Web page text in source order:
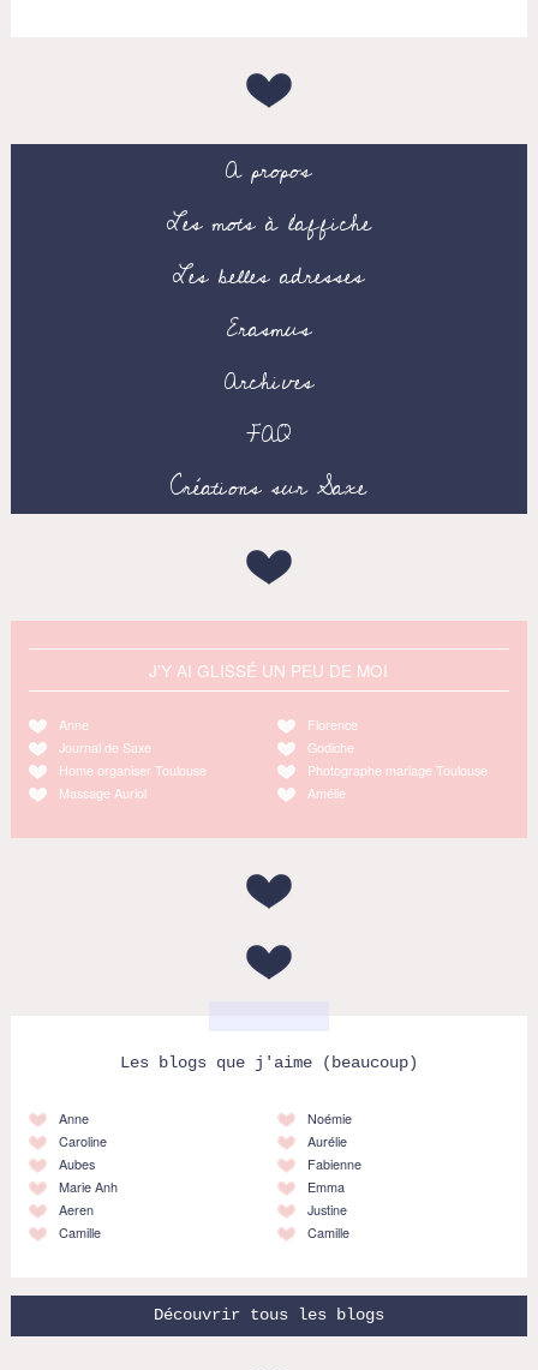
A propos
Les mots à l’affiche
Les belles adresses
Erasmus
Archives
FAQ
Créations sur Saxe
J'Y AI GLISSÉ UN PEU DE MOI
Anne
Journal de Saxe
Home organiser Toulouse
Massage Auriol
Florence
Godiche
Photographe mariage Toulouse
Amélie
Les blogs que j'aime (beaucoup)
Anne
Caroline
Aubes
Marie Anh
Aeren
Camille
Noémie
Aurélie
Fabienne
Emma
Justine
Camille
Découvrir tous les blogs